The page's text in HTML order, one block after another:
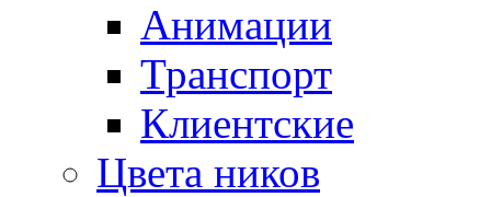
Анимации
Транспорт
Клиентские
Цвета ников